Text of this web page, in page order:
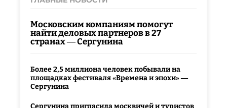
Московским компаниям помогут
найти деловых партнеров в 27
странах — Сергунина
Более 2,5 миллиона человек побывали на
площадках фестиваля «Времена и эпохи» —
Сергунина
Сергунина пригласила москвичей и туристов